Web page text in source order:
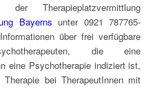
Therapieplatzvermittlung
Bayerns unter 0921 787765-
über frei verfügbare
die eine
eine Psychotherapie indiziert ist,
bei TherapeutInnen mit